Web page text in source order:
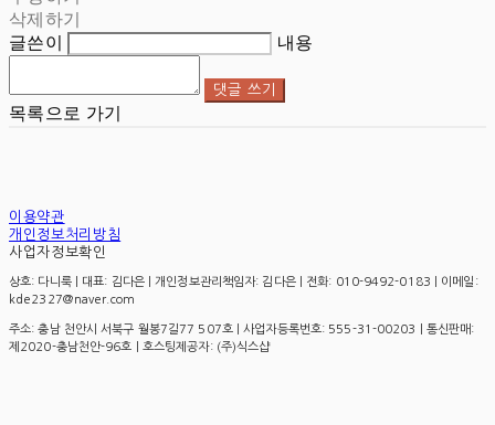
삭제하기
글쓴이
내용
댓글 쓰기
목록으로 가기
이용약관
개인정보처리방침
사업자정보확인
상호: 다니룩 | 대표: 김다은 | 개인정보관리책임자: 김다은 | 전화: 010-9492-0183 | 이메일:
kde2327@naver.com
주소: 충남 천안시 서북구 월봉7길77 507호 | 사업자등록번호: 555-31-00203
| 통신판매:
제2020-충남천안-96호 | 호스팅제공자: (주)식스샵